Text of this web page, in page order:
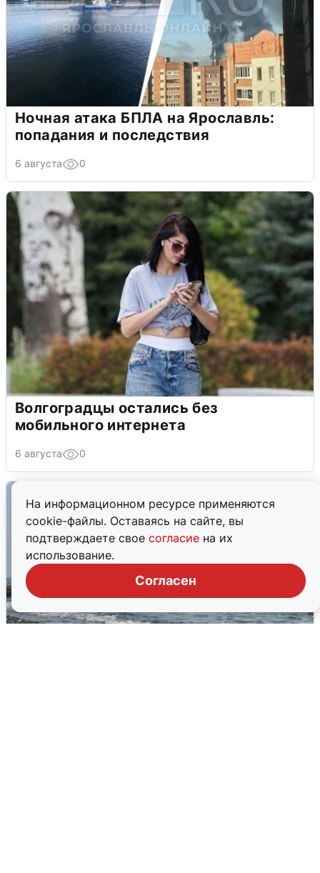
На информационном ресурсе применяются
cookie-файлы. Оставаясь на сайте, вы
подтверждаете свое согласие на их
использование.
Согласен
Ночная атака БПЛА на Ярославль:
попадания и последствия
6 августа 0
Волгоградцы остались без
мобильного интернета
6 августа 0